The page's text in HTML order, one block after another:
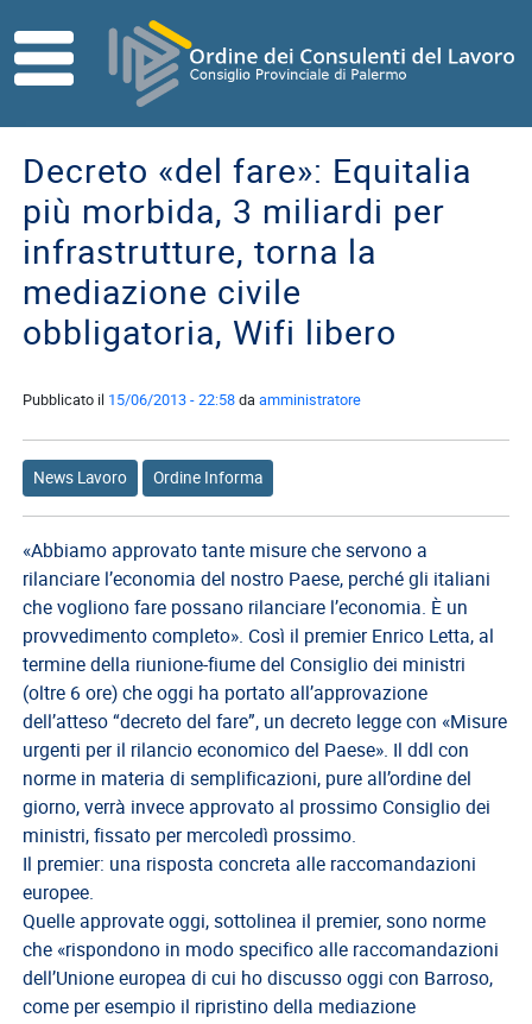
HOME
Direttivo
Consiglio
di
Disciplina
Contatti
Referenti
ISCRITTI
I
Consulenti
del
Lavoro
Ricerca
Iscritti
Modulistica
Norme
e
Regolamenti
ANCL
Direttivo
Ancl
ENPACL
Previdenza
Enpacl
Decreto «del fare»: Equitalia
più morbida, 3 miliardi per
infrastrutture, torna la
mediazione civile
obbligatoria, Wifi libero
Pubblicato il 15/06/2013 - 22:58daamministratore
News Lavoro Ordine Informa
«Abbiamo approvato tante misure che servono a
rilanciare l’economia del nostro Paese, perché gli italiani
che vogliono fare possano rilanciare l’economia. È un
provvedimento completo». Così il premier Enrico Letta, al
termine della riunione-fiume del Consiglio dei ministri
(oltre 6 ore) che oggi ha portato all’approvazione
dell’atteso “decreto del fare”, un decreto legge con «Misure
urgenti per il rilancio economico del Paese». Il ddl con
norme in materia di semplificazioni, pure all’ordine del
giorno, verrà invece approvato al prossimo Consiglio dei
ministri, fissato per mercoledì prossimo.
Il premier: una risposta concreta alle raccomandazioni
europee.
Quelle approvate oggi, sottolinea il premier, sono norme
che «rispondono in modo specifico alle raccomandazioni
dell’Unione europea di cui ho discusso oggi con Barroso,
come per esempio il ripristino della mediazione